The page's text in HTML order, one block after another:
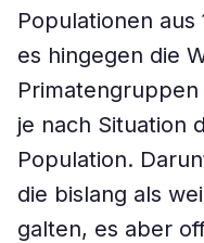
Populationen
es hingegen die
je nach Situation
Population.
die bislang als
galten, es aber